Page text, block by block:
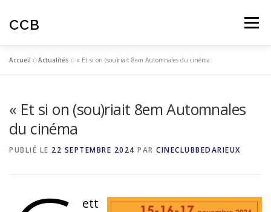
contenu
CCB Menu
ARTICLES AVIS SPECTATEURS
Accueil »Actualités »« Et si on (sou)riait 8em Automnales du cinéma
« Et si on (sou)riait 8em Automnales
du cinéma
PUBLIÉ LE 22 SEPTEMBRE 2024 PAR CINECLUBBEDARIEUX
ett